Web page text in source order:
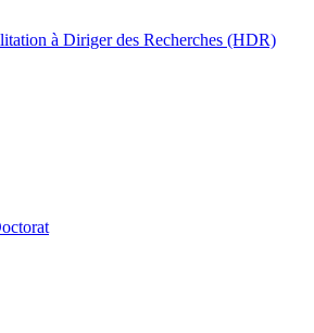
à Diriger des Recherches (HDR)